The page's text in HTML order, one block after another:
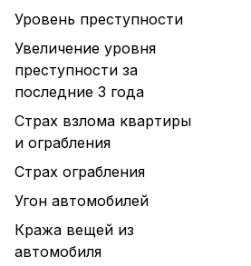
Уровень преступности
Увеличение уровня
преступности за
последние 3 года
Страх взлома квартиры
и ограбления
Страх ограбления
Угон автомобилей
Кража вещей из
автомобиля